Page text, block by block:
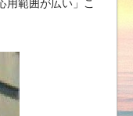
用範囲が広い」こ